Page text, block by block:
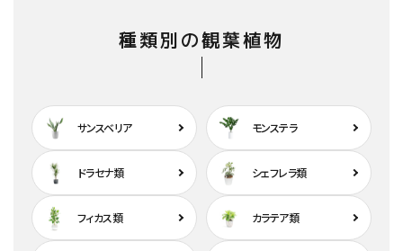
種類別の観葉植物
サンスベリア モンステラ
ドラセナ類 シェフレラ類
フィカス類 カラテア類